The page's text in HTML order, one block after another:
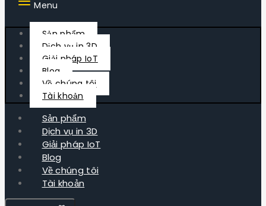
Menu
Sản phẩm
Dịch vụ in 3D
Giải pháp IoT
Blog
Về chúng tôi
Tài khoản
Sản phẩm
Dịch vụ in 3D
Giải pháp IoT
Blog
Về chúng tôi
Tài khoản